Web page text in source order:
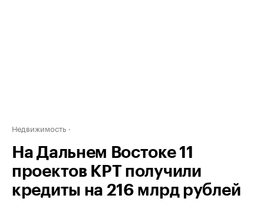
Недвижимость
На Дальнем Востоке 11
проектов КРТ получили
кредиты на 216 млрд рублей